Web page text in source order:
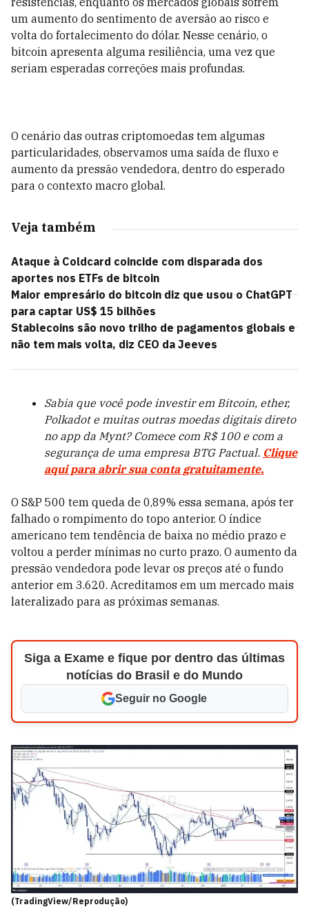
um aumento do sentimento de aversão ao risco e
volta do fortalecimento do dólar. Nesse cenário, o
bitcoin apresenta alguma resiliência, uma vez que
seriam esperadas correções mais profundas.
O cenário das outras criptomoedas tem algumas
particularidades, observamos uma saída de fluxo e
aumento da pressão vendedora, dentro do esperado
para o contexto macro global.
Veja também
Ataque à Coldcard coincide com disparada dos
aportes nos ETFs de bitcoin
Maior empresário do bitcoin diz que usou o ChatGPT
para captar US$ 15 bilhões
Stablecoins são novo trilho de pagamentos globais e
não tem mais volta, diz CEO da Jeeves
Sabia que você pode investir em Bitcoin, ether,
Polkadot e muitas outras moedas digitais direto
no app da Mynt? Comece com R$ 100 e com a
segurança de uma empresa BTG Pactual. Clique
aqui para abrir sua conta gratuitamente.
O S&P 500 tem queda de 0,89% essa semana, após ter
falhado o rompimento do topo anterior. O índice
americano tem tendência de baixa no médio prazo e
voltou a perder mínimas no curto prazo. O aumento da
pressão vendedora pode levar os preços até o fundo
anterior em 3.620. Acreditamos em um mercado mais
lateralizado para as próximas semanas.
Siga a Exame e fique por dentro das últimas
notícias do Brasil e do Mundo
Seguir no Google
(TradingView/Reprodução)